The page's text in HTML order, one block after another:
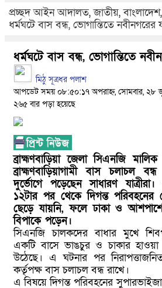
নবীনগরে সন্ত্রাসীদের হামলায়
৫
নবীনগরের খাগাতুয়া গ্রামে তিন র‍্যাব
নবীনগরে ভাইয়ের আঘাতে ভাইয়ের
গ্রেফতার
নবীনগরে অটোরিকশা চালককে কুপিয়েছে
ঠিকাদারের হামলার শিকার প্রকৌশলী
আসামি
নবীনগরে ধান মাড়াই মেশিনে শ্রমিকের
নবীনগরে জনবান্ধব তিন সিদ্ধান্তের
প্রচ্ছদ আইন আদালত,জাতীয়,বাংলাদেশ
ধর্মঘটে বাস বন্ধ, ভোগান্তিতে নবীনগরের
ধর্মঘটে বাস বন্ধ, ভোগান্তিতে
মিঠু সূত্রধর পলাশ
আপডেট সময় ০৮:৫০:১৭ অপরাহ্ন, সোমবার, ২৮
২৬৫ বার পড়া হয়েছে
ব্রাহ্মণবাড়িয়া ‎জেলা সিএনজি
ব্রাহ্মণবাড়িয়াগামী বাস চলাচল
দুর্ভোগে পড়েছেন সাধারণ
১২টার পর থেকে দিগন্ত পরিবহনের
ছেড়ে যায়নি, ফলে ঢাকা ও আশপাশের
বিপাকে পড়েন।
‎সিএনজি চালকদের বাধার মুখে
একটি বাসে ভাঙচুর ও চাকার
উঠেছে। এ ঘটনার পর
কর্তৃপক্ষ বাস চলাচল বন্ধ রাখে।
‎এ বিষয়ে দিগন্ত পরিবহনের